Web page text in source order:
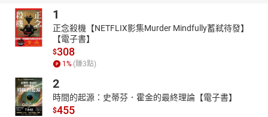
閱讀習慣｣，｢追求企業永續經營及成長｣，並不斷朝食物教育、素養
教育、STEAM教育等未來趨勢發展，結合聲光科技、影音、遊戲，
讓孩子在愉快的童年中學習，目前已 是臺灣親子、家庭教育與學習
領域的前茅。
作者簡介-雅婷智慧
雅婷智慧作為實踐與推動台灣人工智慧實驗室(Taiwan AI Labs) 人機
互動應用的重要橋樑，聚焦企業與使用者需求，專注於人機介面創
新，開發涵蓋語音、藝術與音樂創作、網路資訊安全、生成式AI等
1
正念殺機【NETFLIX影集Murder Mindfully蓄弒待發】
【電子書】
$308
1 % (賺3點)
2
時間的起源：史蒂芬．霍金的最終理論【電子書】
$455